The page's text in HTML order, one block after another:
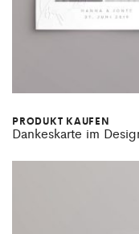
PRODUKT KAUFEN
Dankeskarte im